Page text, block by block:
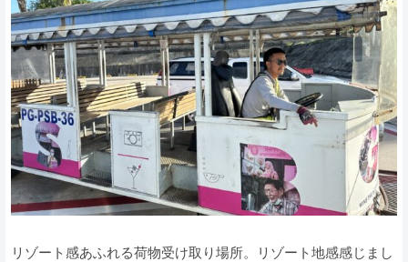
リゾート感あふれる荷物受け取り場所。リゾート地感感じまし